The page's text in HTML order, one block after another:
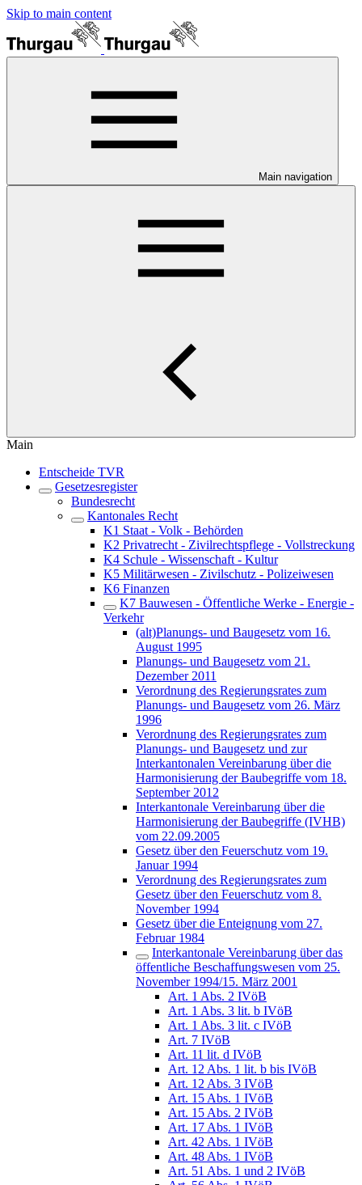
Skip to main content
Main navigation
Main
Entscheide TVR
Gesetzesregister
Bundesrecht
Kantonales Recht
K1 Staat - Volk - Behörden
K2 Privatrecht - Zivilrechtspflege - Vollstreckung
K4 Schule - Wissenschaft - Kultur
K5 Militärwesen - Zivilschutz - Polizeiwesen
K6 Finanzen
K7 Bauwesen - Öffentliche Werke - Energie -
Verkehr
(alt)Planungs- und Baugesetz vom 16.
August 1995
Planungs- und Baugesetz vom 21.
Dezember 2011
Verordnung des Regierungsrates zum
Planungs- und Baugesetz vom 26. März
1996
Verordnung des Regierungsrates zum
Planungs- und Baugesetz und zur
Interkantonalen Vereinbarung über die
Harmonisierung der Baubegriffe vom 18.
September 2012
Interkantonale Vereinbarung über die
Harmonisierung der Baubegriffe (IVHB)
vom 22.09.2005
Gesetz über den Feuerschutz vom 19.
Januar 1994
Verordnung des Regierungsrates zum
Gesetz über den Feuerschutz vom 8.
November 1994
Gesetz über die Enteignung vom 27.
Februar 1984
Interkantonale Vereinbarung über das
öffentliche Beschaffungswesen vom 25.
November 1994/15. März 2001
Art. 1 Abs. 2 IVöB
Art. 1 Abs. 3 lit. b IVöB
Art. 1 Abs. 3 lit. c IVöB
Art. 7 IVöB
Art. 11 lit. d IVöB
Art. 12 Abs. 1 lit. b bis IVöB
Art. 12 Abs. 3 IVöB
Art. 15 Abs. 1 IVöB
Art. 15 Abs. 2 IVöB
Art. 17 Abs. 1 IVöB
Art. 42 Abs. 1 IVöB
Art. 48 Abs. 1 IVöB
Art. 51 Abs. 1 und 2 IVöB